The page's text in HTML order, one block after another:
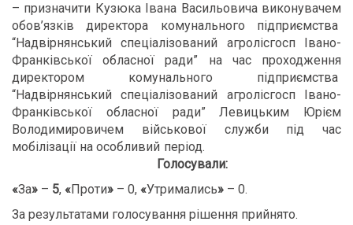
– призначити Кузюка Івана Васильовича виконувачем
обов’язків директора комунального підприємства
“Надвірнянський спеціалізований агролісгосп Івано-
Франківської обласної ради” на час проходження
директором комунального підприємства
“Надвірнянський спеціалізований агролісгосп Івано-
Франківської обласної ради” Левицьким Юрієм
Володимировичем військової служби під час
мобілізації на особливий період.
Голосували:
«За» – 5, «Проти» – 0, «Утримались» – 0.
За результатами голосування рішення прийнято.